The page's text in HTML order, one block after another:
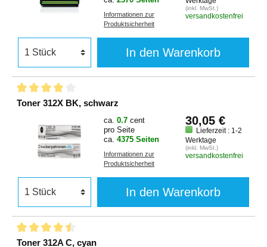
Informationen zur
Produktsicherheit
(inkl. MwSt.)
versandkostenfrei
In den Warenkorb
Toner 312X BK, schwarz
ca. 0.7 cent
pro Seite
ca. 4375 Seiten
Informationen zur
Produktsicherheit
30,05 €
Lieferzeit : 1-2
Werktage
(inkl. MwSt.)
versandkostenfrei
In den Warenkorb
Toner 312A C, cyan